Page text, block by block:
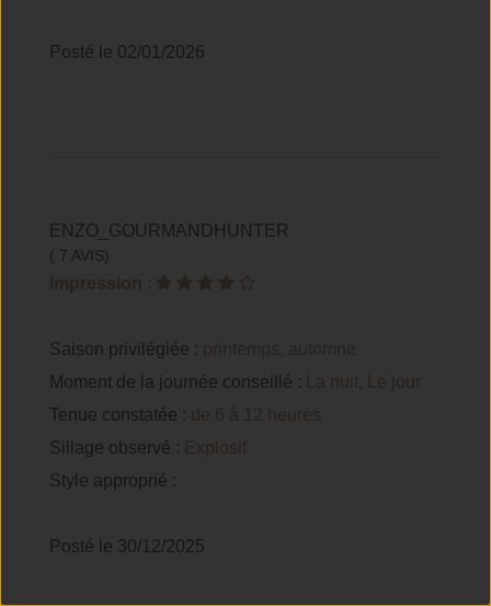
Posté le 02/01/2026
ENZO_GOURMANDHUNTER
( 7 AVIS)
Impression :
Saison privilégiée : printemps, automne
Moment de la journée conseillé :
La nuit, Le jour
Tenue constatée : de 6 à 12 heures
Sillage observé : Explosif
Style approprié :
Posté le 30/12/2025